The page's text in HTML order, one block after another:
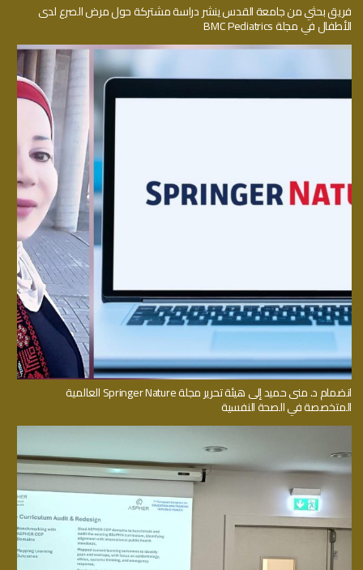
فريق بحثي من جامعة القدس ينشر دراسة مشتركة حول مرض الصرع لدى
الأطفال في مجلة BMC Pediatrics
انضمام د. منى حميد إلى هيئة تحرير مجلة Springer Nature العالمية
المتخصصة في الصحة النفسية